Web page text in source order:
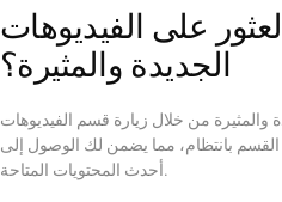
على الفيديوهات
الجديدة والمثيرة؟
والمثيرة من خلال زيارة قسم الفيديوهات
القسم بانتظام، مما يضمن لك الوصول إلى
أحدث المحتويات المتاحة.